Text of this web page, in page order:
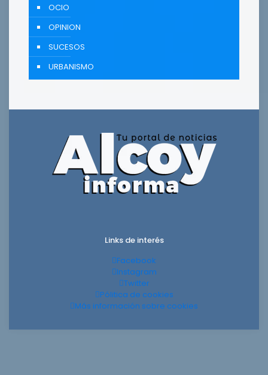
OCIO
OPINION
SUCESOS
URBANISMO
Links de interés
Facebook
Instagram
Twitter
Pólitica de cookies
Más información sobre cookies